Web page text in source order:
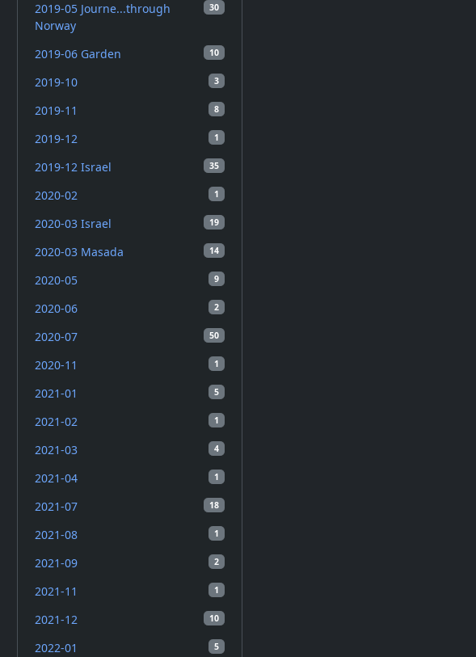
30
2019-05 Journe...through
Norway
10
2019-06 Garden
3
2019-10
8
2019-11
1
2019-12
35
2019-12 Israel
1
2020-02
19
2020-03 Israel
14
2020-03 Masada
9
2020-05
2
2020-06
50
2020-07
1
2020-11
5
2021-01
1
2021-02
4
2021-03
1
2021-04
18
2021-07
1
2021-08
2
2021-09
1
2021-11
10
2021-12
5
2022-01